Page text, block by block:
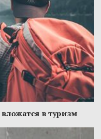
в туризм